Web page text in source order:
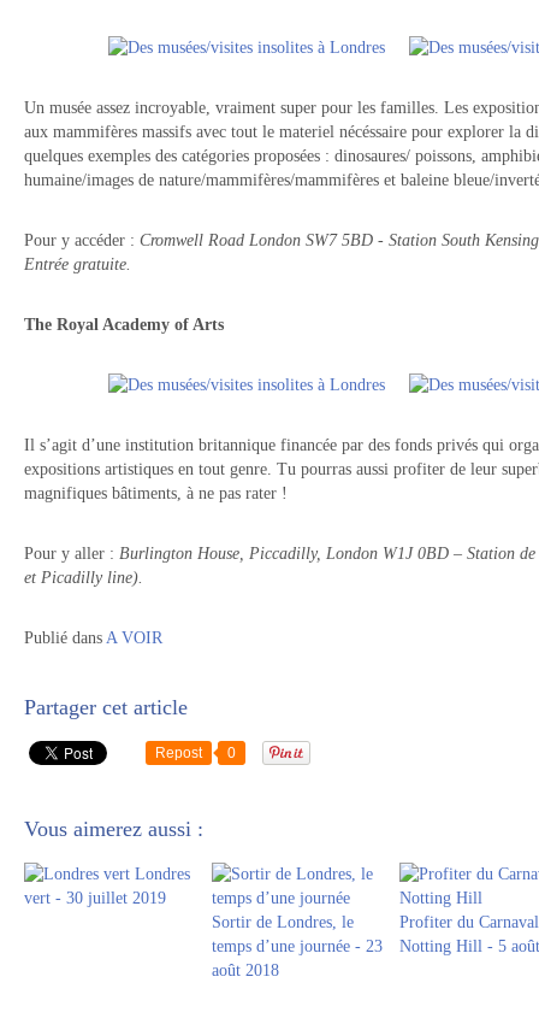
Un musée assez incroyable, vraiment super pour les familles. Les
aux mammifères massifs avec tout le materiel nécéssaire pour explorer la
quelques exemples des catégories proposées : dinosaures/ poissons,
humaine/images de nature/mammifères/mammifères et baleine bleue/
Pour y accéder : Cromwell Road London SW7 5BD - Station South
Entrée gratuite.
The Royal Academy of Arts
Il s’agit d’une institution britannique financée par des fonds privés qui
expositions artistiques en tout genre. Tu pourras aussi profiter de leur
magnifiques bâtiments, à ne pas rater !
Pour y aller : Burlington House, Piccadilly, London W1J 0BD – Station
et Picadilly line).
Publié dans A VOIR
Partager cet article
Repost 0
Vous aimerez aussi :
Londres
vert - 30 juillet 2019
Sortir de Londres, le
temps d’une journée - 23
août 2018
Profiter du
Notting Hill - 5